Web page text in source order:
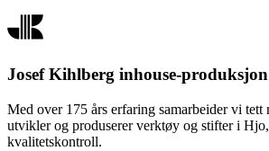
Josef Kihlberg inhouse-produksjon
Med over 175 års erfaring samarbeider vi tett
utvikler og produserer verktøy og stifter i
kvalitetskontroll.